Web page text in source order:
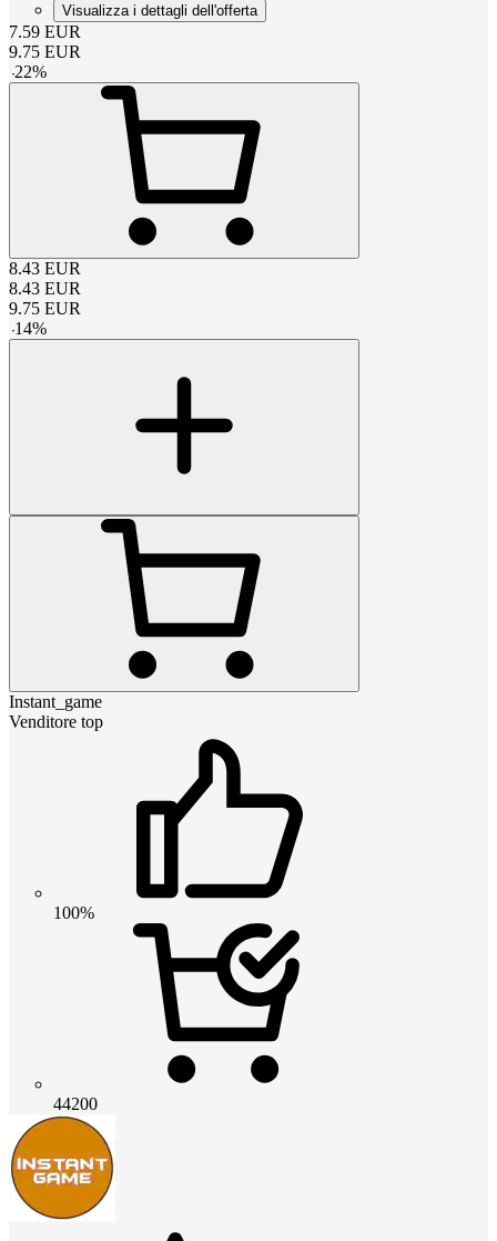
Visualizza i dettagli dell'offerta
7.59 EUR
9.75 EUR
-22%
8.43 EUR
8.43 EUR
9.75 EUR
-14%
Instant_game
Venditore top
100%
44200